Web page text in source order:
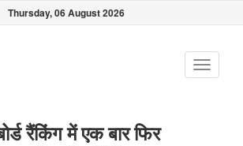
Thursday, 06 August 2026
Toggle
रैंकिंग में एक बार फिर